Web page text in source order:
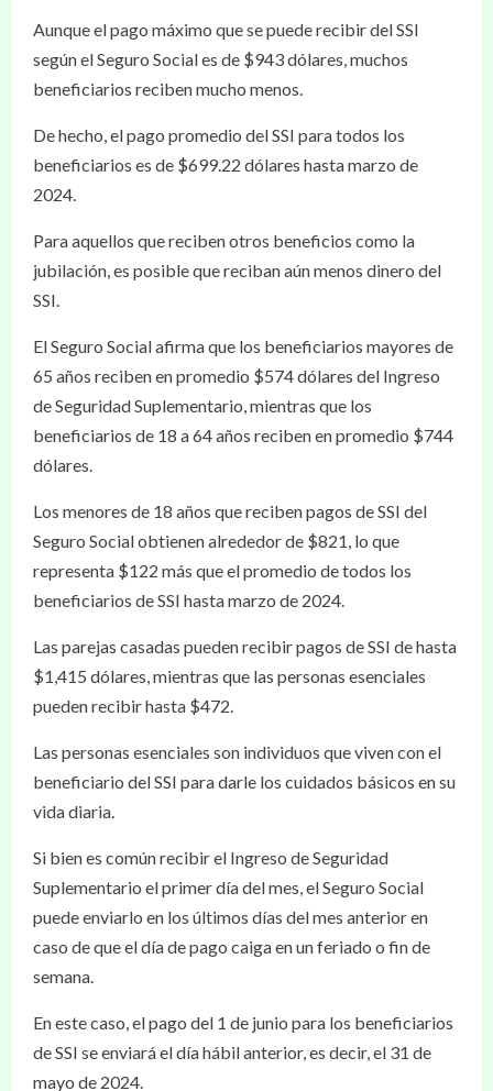
Aunque el pago máximo que se puede recibir del SSI
según el Seguro Social es de $943 dólares, muchos
beneficiarios reciben mucho menos.
De hecho, el pago promedio del SSI para todos los
beneficiarios es de $699.22 dólares hasta marzo de
2024.
Para aquellos que reciben otros beneficios como la
jubilación, es posible que reciban aún menos dinero del
SSI.
El Seguro Social afirma que los beneficiarios mayores de
65 años reciben en promedio $574 dólares del Ingreso
de Seguridad Suplementario, mientras que los
beneficiarios de 18 a 64 años reciben en promedio $744
dólares.
Los menores de 18 años que reciben pagos de SSI del
Seguro Social obtienen alrededor de $821, lo que
representa $122 más que el promedio de todos los
beneficiarios de SSI hasta marzo de 2024.
Las parejas casadas pueden recibir pagos de SSI de hasta
$1,415 dólares, mientras que las personas esenciales
pueden recibir hasta $472.
Las personas esenciales son individuos que viven con el
beneficiario del SSI para darle los cuidados básicos en su
vida diaria.
Si bien es común recibir el Ingreso de Seguridad
Suplementario el primer día del mes, el Seguro Social
puede enviarlo en los últimos días del mes anterior en
caso de que el día de pago caiga en un feriado o fin de
semana.
En este caso, el pago del 1 de junio para los beneficiarios
de SSI se enviará el día hábil anterior, es decir, el 31 de
mayo de 2024.